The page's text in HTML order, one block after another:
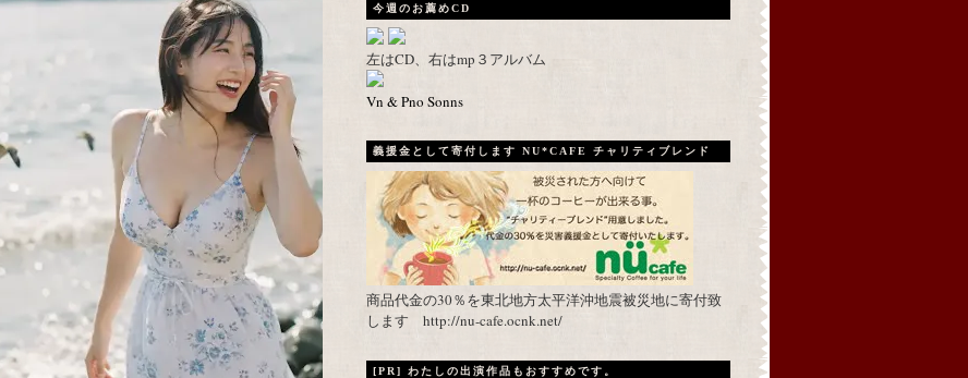
今週のお薦めCD
左はCD、右はmp３アルバム
Vn & Pno Sonns
義援金として寄付します NU*CAFE チャリティブレンド
商品代金の30％を東北地方太平洋沖地震被災地に寄付致
します http://nu-cafe.ocnk.net/
[PR] わたしの出演作品もおすすめです。